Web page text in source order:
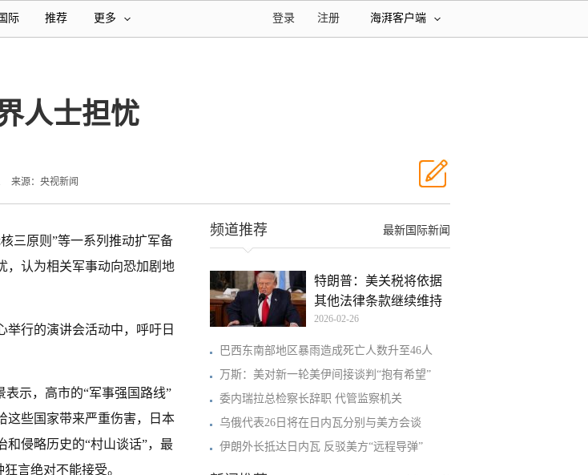
国际 推荐 更多 海湃客户端
注册
登录
人士担忧
来源：央视新闻
三原则”等一系列推动扩军备
，认为相关军事动向恐加剧地
举行的演讲会活动中，呼吁日
示，高市的“军事强国路线”
这些国家带来严重伤害，日本
和侵略历史的“村山谈话”，最
言绝对不能接受。
最新国际新闻
频道推荐
特朗普：美关税将依据
其他法律条款继续维持
有
2026-02-26
巴西东南部地区暴雨造成死亡人数升至46人
万斯：美对新一轮美伊间接谈判“抱有希望”
委内瑞拉总检察长辞职 代管监察机关
乌俄代表26日将在日内瓦分别与美方会谈
伊朗外长抵达日内瓦 反驳美方“远程导弹”